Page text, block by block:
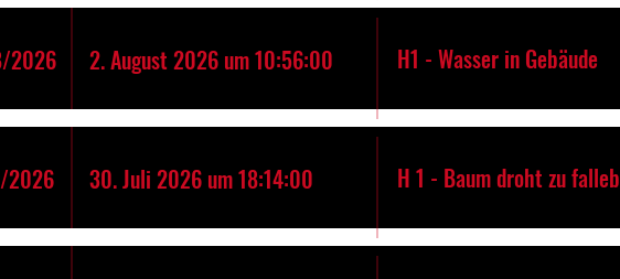
2026 2. August 2026 um 10:56:00 H1 - Wasser in Gebäude
2026 30. Juli 2026 um 18:14:00 H 1 - Baum droht zu falleb